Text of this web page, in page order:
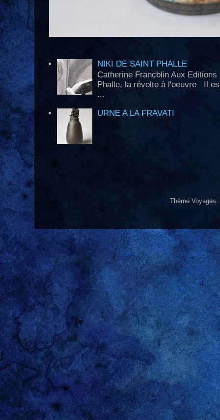
NIKI DE SAINT PHALLE
Catherine Francblin Aux
Phalle, la révolte à l'oeuvre Il
...
URNE A LA FRAVATI
Thème